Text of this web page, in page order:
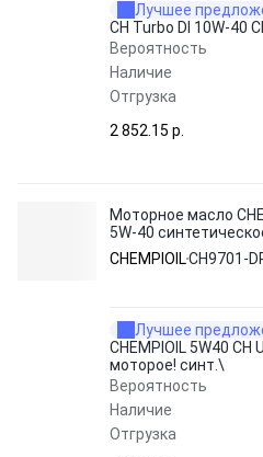
Лучшее
CH Turbo DI 10W-40
Вероятность
Наличие
Отгрузка
2 852.15 p.
Моторное масло
5W-40
CHEMPIOILCH9701-
Лучшее
CHEMPIOIL 5W40
моторое! синт.\
Вероятность
Наличие
Отгрузка